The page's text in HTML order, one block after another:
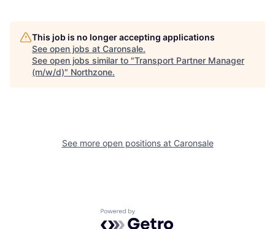
This job is no longer accepting applications
See open jobs at Caronsale.
See open jobs similar to "Transport Partner Manager
(m/w/d)" Northzone.
See more open positions at Caronsale
Powered by Getro.com